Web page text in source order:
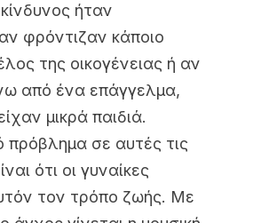
ήταν
φρόντιζαν κάποιο
της οικογένειας ή αν
από ένα επάγγελμα,
μικρά παιδιά.
πρόβλημα σε αυτές τις
ότι οι γυναίκες
τον τρόπο ζωής. Με